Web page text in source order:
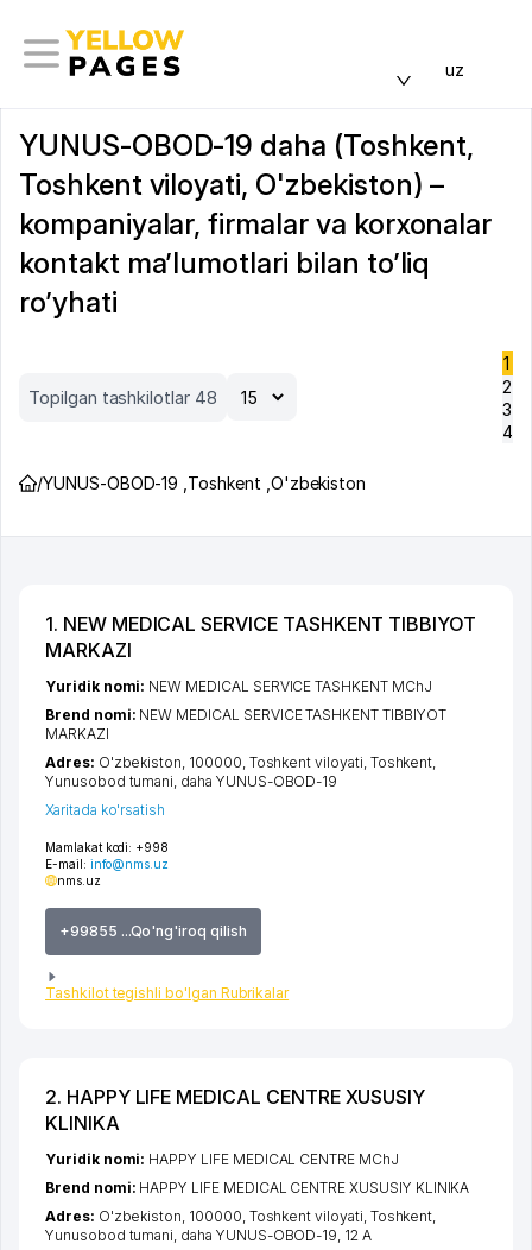
uz
YUNUS-OBOD-19 daha (Toshkent,
Toshkent viloyati, O'zbekiston) –
kompaniyalar, firmalar va korxonalar
kontakt ma’lumotlari bilan to’liq
ro’yhati
Topilgan tashkilotlar 48
1
2
3
4
/YUNUS-OBOD-19 Toshkent O'zbekiston
1. NEW MEDICAL SERVICE TASHKENT TIBBIYOT
MARKAZI
Mamlakat kodi: +998
E-mail: info@nms.uz
nms.uz
+99855 ...Qo'ng'iroq qilish
Tashkilot tegishli bo'lgan Rubrikalar
Yuridik nomi: NEW MEDICAL SERVICE TASHKENT MChJ
Brend nomi: NEW MEDICAL SERVICE TASHKENT TIBBIYOT
MARKAZI
Adres: O'zbekiston, 100000, Toshkent viloyati, Toshkent,
Yunusobod tumani, daha YUNUS-OBOD-19
Xaritada ko'rsatish
2. HAPPY LIFE MEDICAL CENTRE XUSUSIY
KLINIKA
Yuridik nomi: HAPPY LIFE MEDICAL CENTRE MChJ
Brend nomi: HAPPY LIFE MEDICAL CENTRE XUSUSIY KLINIKA
Adres: O'zbekiston, 100000, Toshkent viloyati, Toshkent,
Yunusobod tumani, daha YUNUS-OBOD-19, 12 А